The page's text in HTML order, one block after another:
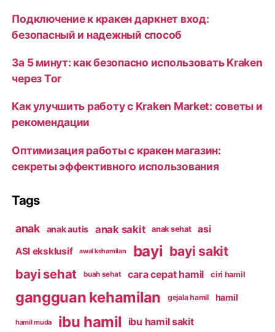
Подключение к кракен даркнет вход:
безопасный и надежный способ
За 5 минут: как безопасно использовать Kraken
через Tor
Как улучшить работу с Kraken Market: советы и
рекомендации
Оптимизация работы с кракен магазин:
секреты эффективного использования
Tags
anak anak autis anak sakit anak sehat
asi
ASI eksklusif
awal kehamilan bayi bayi sakit
bayi sehat buah sehat cara cepat hamil ciri hamil
gangguan kehamilan gejala hamil hamil
hamil muda ibu hamil ibu hamil sakit